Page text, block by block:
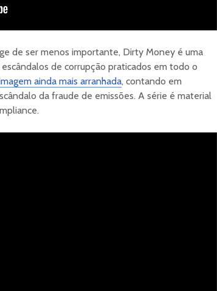
de ser menos importante, Dirty Money é uma
de corrupção praticados em todo o
ainda mais arranhada, contando em
da fraude de emissões. A série é material